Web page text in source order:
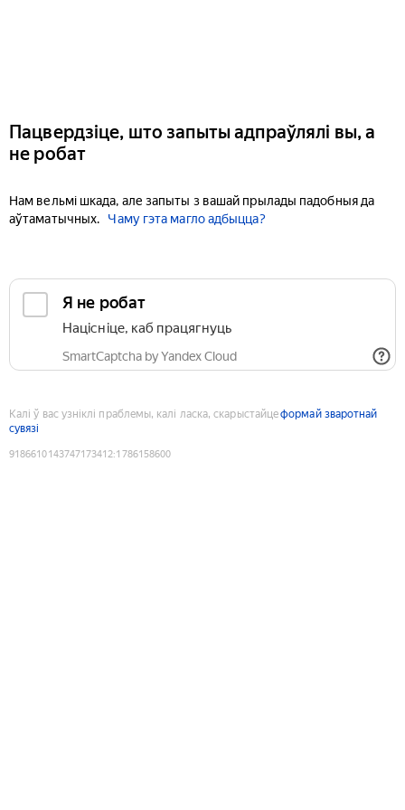
Пацвердзіце, што запыты адпраўлялі вы, а
не робат
Нам вельмі шкада, але запыты з вашай прылады падобныя да
аўтаматычных.
Чаму гэта магло адбыцца?
Я не робат
Націсніце, каб працягнуць
SmartCaptcha by Yandex Cloud
Калі ў вас узніклі праблемы, калі ласка, скарыстайцеформай зваротнай
сувязі
9186610143747173412:1786158600